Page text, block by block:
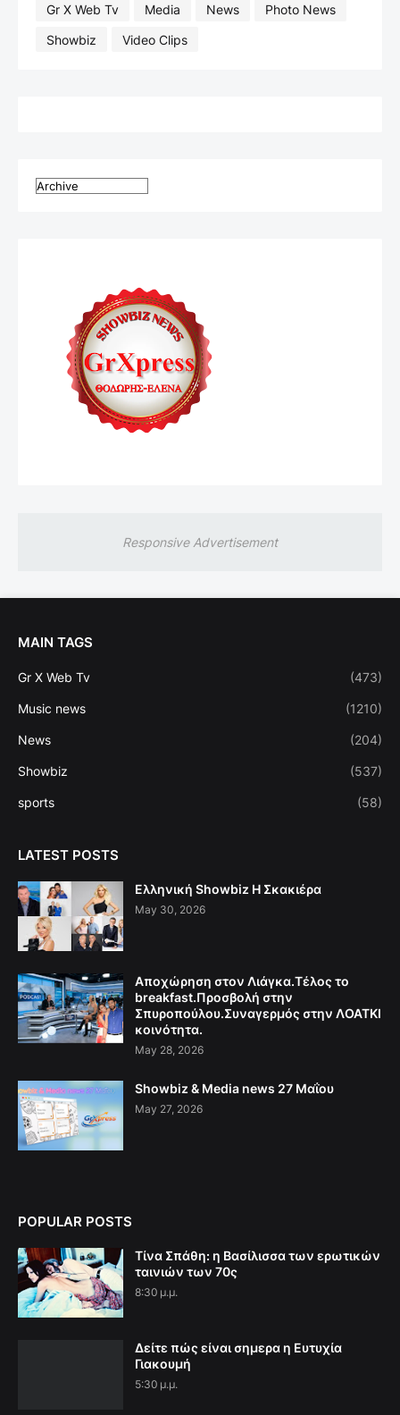
Gr X Web Tv Media News
Photo News
Showbiz
Video Clips
Responsive Advertisement
MAIN TAGS
Gr X Web Tv (473)
Music news (1210)
News (204)
Showbiz (537)
sports (58)
LATEST POSTS
Ελληνική Showbiz Η Σκακιέρα
May 30, 2026
Αποχώρηση στον Λιάγκα.Τέλος το
breakfast.Προσβολή στην
Σπυροπούλου.Συναγερμός στην ΛΟΑΤΚΙ
κοινότητα.
May 28, 2026
Showbiz & Media news 27 Μαΐου
May 27, 2026
POPULAR POSTS
Τίνα Σπάθη: η Βασίλισσα των ερωτικών
ταινιών των 70ς
8:30 μ.μ.
Δείτε πώς είναι σημερα η Ευτυχία
Γιακουμή
5:30 μ.μ.